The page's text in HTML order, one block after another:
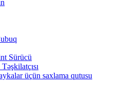
Sürücü
üçün saxlama qutusu